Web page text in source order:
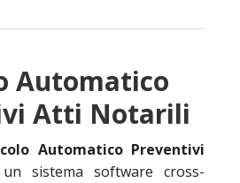
Automatico
Atti Notarili
Automatico Preventivi
sistema software cross-